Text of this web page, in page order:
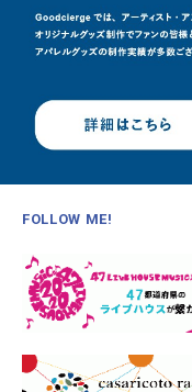
FOLLOW ME!